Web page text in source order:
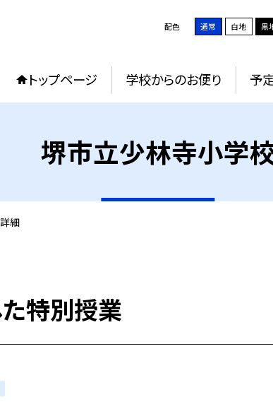
配色 通常 白地 黒
トップページ 学校からのお便り 予
堺市立少林寺小学
詳細
特別授業